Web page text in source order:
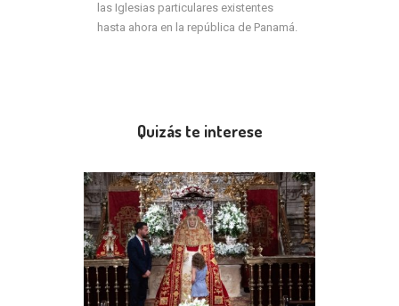
las Iglesias particulares existentes
hasta ahora en la república de Panamá.
Quizás te interese